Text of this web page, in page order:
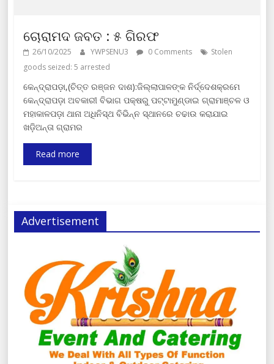
ଚୋରାମଦ ଜବତ : ୫ ଗିରଫ
26/10/2025 YWPSENU3 0 Comments
Stolen
goods seized: 5 arrested
କେନ୍ଦ୍ରାପଡ଼ା,(ଚିତ୍ତ ରଞ୍ଜନ ଦାଶ):ଜିଲ୍ଲାପାଳଙ୍କ ନିର୍ଦ୍ଦେଶକ୍ରମେ
କେନ୍ଦ୍ରାପଡ଼ା ଅବକାରୀ ବିଭାଗ ପକ୍ଷରୁ ପଟ୍ଟାମୁଣ୍ଡାଇ ଗ୍ରାମାଞ୍ଚଳ ଓ
ମହାକାଳପଡ଼ା ଥାନା ଅଧିନିସ୍ଥ ବିଭିନ୍ନ ସ୍ଥାନରେ ଚଢାଉ କରାଯାଇ
ଖଡ଼ିଅନ୍ତା ଗ୍ରାମର
Read more
Advertisement